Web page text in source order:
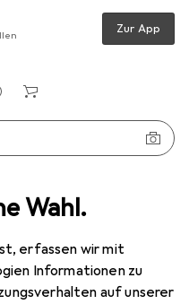
Wahl.
erfassen wir mit
Informationen zu
auf unserer
Zur App